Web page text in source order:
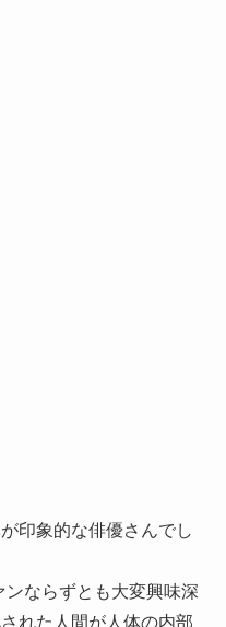
印象的な俳優さんでし
ンならずとも大変興味深
れた人間が人体の内部